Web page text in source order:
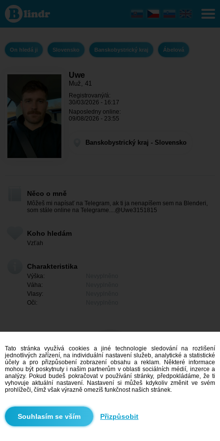
Uwe - On hledá
Banskobystrický
kraj - Ábelová
On hledá ji Slovensko Banskobystrický kraj Ábelová
Uwe
Muž, 41
Registrovaný/á:
30/03/2026 - 16:17
Naposledny online:
09/08/2026 - 23:55
Banskobystrický kraj - Slovensko
Něco o mně
Môžeš mi napísať na Telegram, ak ti ja nenapíšem sem na Blenderi,
som stále online na Telegrame....@Uwe3151815
Koho hledám
Vzťah
Charakteristika
Výška:
Váha:
Vlasy:
Oči:
Vyhledávání
Tato stránka využívá cookies a jiné technologie sledování na rozlišení
jednotlivých zařízení, na individuální nastavení služeb, analytické a statistické
účely a pro přizpůsobení zobrazení obsahu a reklam. Některé informace
mohou být poskytnuty i našim partnerům v oblasti sociálních médií, inzerce a
analýzy. Pokud budeš pokračovat v používání stránky, předpokládáme, že ti
vyhovuje aktuální nastavení. Nastavení si můžeš kdykoliv změnit ve svém
prohlížeči, čímž však výrazně omezíš funkčnost našich stránek.
Přizpůsobit